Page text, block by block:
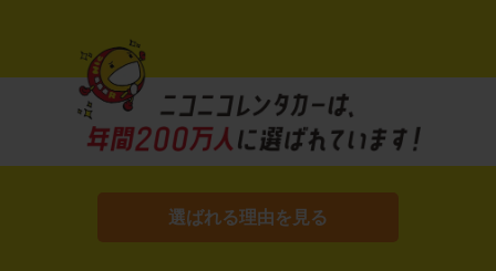
選ばれる理由を見る